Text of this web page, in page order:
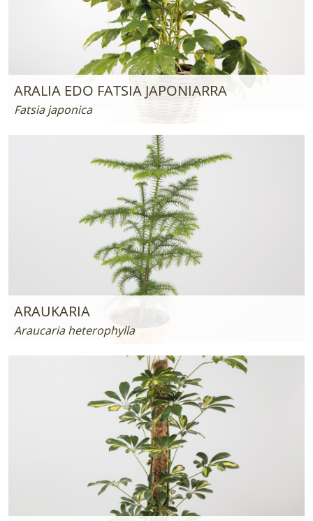
ARALIA EDO FATSIA JAPONIARRA
Fatsia japonica
ARAUKARIA
Araucaria heterophylla